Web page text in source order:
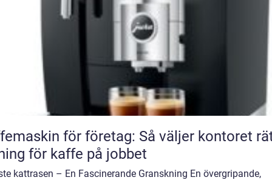
för företag: Så väljer kontoret
för kaffe på jobbet
kattrasen – En Fascinerande Granskning En övergripande,